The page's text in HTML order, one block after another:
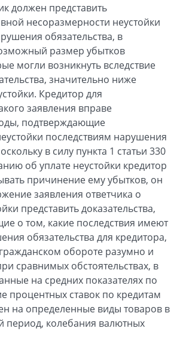
должен представить
несоразмерности неустойки
обязательства, в
размер убытков
могли возникнуть вследствие
значительно ниже
Кредитор для
заявления вправе
подтверждающие
последствиям нарушения
в силу пункта 1 статьи 330
об уплате неустойки кредитор
причинение ему убытков, он
заявления ответчика о
представить доказательства,
о том, какие последствия имеют
обязательства для кредитора,
обороте разумно и
сравнимых обстоятельствах, в
на средних показателях по
процентных ставок по кредитам
на определенные виды товаров в
период, колебания валютных